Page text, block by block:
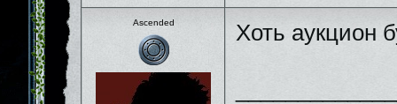
Ascended Хоть аукцион